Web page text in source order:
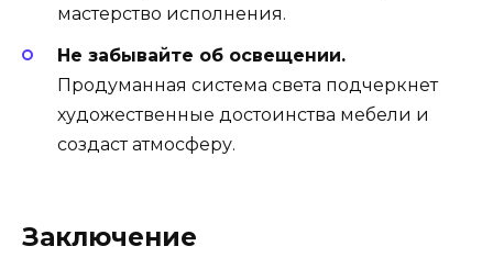
мастерство исполнения.
Не забывайте об освещении.
Продуманная система света подчеркнет
художественные достоинства мебели и
создаст атмосферу.
Заключение